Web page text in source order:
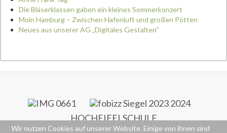
Die Bläserklassen gaben ein kleines Sommerkonzert
Moin Hamburg – Zwischen Hafenluft und großen Pötten
Neues aus unserer AG „Digitales Gestalten“
HOCHEIFELSCHULE
Wir nutzen Cookies auf unserer Website. Einige von ihnen sind